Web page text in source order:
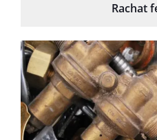
Rachat